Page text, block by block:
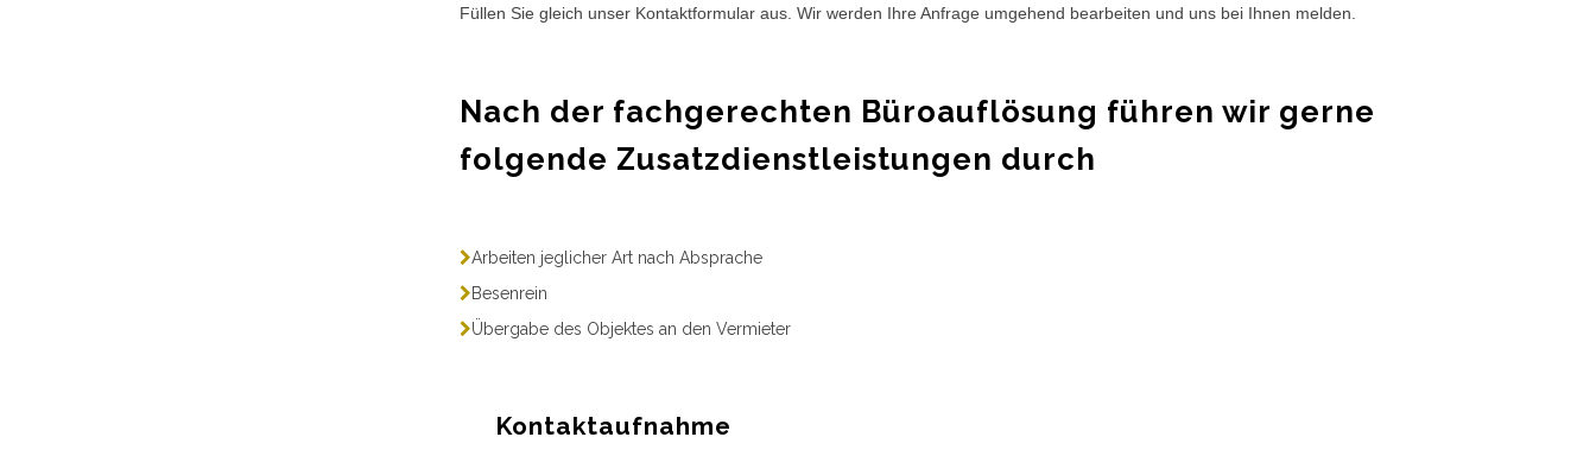
Füllen Sie gleich unser Kontaktformular aus. Wir werden Ihre Anfrage umgehend bearbeiten und uns bei Ihnen melden.
Nach der fachgerechten Büroauflösung führen wir gerne
folgende Zusatzdienstleistungen durch
Arbeiten jeglicher Art nach Absprache
Besenrein
Übergabe des Objektes an den Vermieter
Kontaktaufnahme